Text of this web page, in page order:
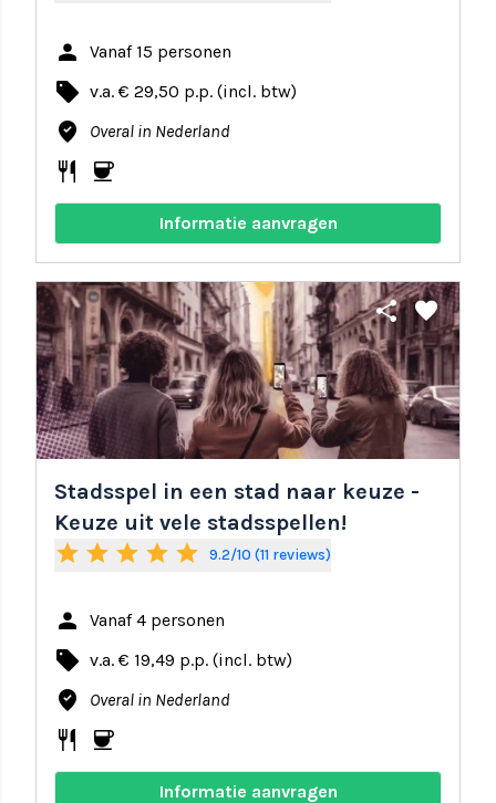
person Vanaf 15 personen
local_offer v.a. € 29,50 p.p. (incl. btw)
where_to_vote Overal in Nederland
restaurant coffee
Informatie aanvragen
share favorite
Stadsspel in een stad naar keuze -
Keuze uit vele stadsspellen!
star star star star star 9.2/10 (11 reviews)
person Vanaf 4 personen
local_offer v.a. € 19,49 p.p. (incl. btw)
where_to_vote Overal in Nederland
restaurant coffee
Informatie aanvragen